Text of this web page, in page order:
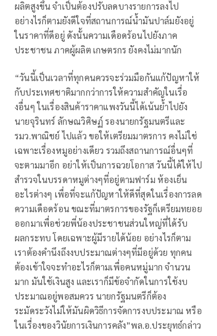
ผลิตสูงขึ้น จำเป็นต้องปรับลดบางรายการลงไป
อย่างไรก็ตามยังดีใจที่สถานการณ์น้ำมันปาล์มยังอยู่
ในราคาที่ดีอยู่ ดังนั้นความเดือดร้อนไปยังภาค
ประชาชน ภาคผู้ผลิต เกษตรกร ยังคงไม่มากนัก
“วันนี้เป็นเวลาที่ทุกคนควรจะร่วมมือกันแก้ปัญหาให้
กับประเทศชาติมากกว่าการให้ความสำคัญในเรื่อ
งอื่นๆ ในเรื่องสินค้าราคาแพงวันนี้ได้เน้นย้ำไปยัง
นายจุรินทร์ ลักษณวิศิษฏ์ รองนายกรัฐมนตรีและ
รมว.พาณิชย์ ไปแล้ว ขอให้เตรียมมาตรการ คงไม่ใช่
เฉพาะเรื่องหมูอย่างเดียว รวมถึงสถานการณ์อื่นๆที่
จะตามมาอีก อย่าให้เป็นการฉวยโอกาส วันนี้ได้ให้ไป
สำรวจในบรรดาหมูต่างๆที่อยู่ตามฟาร์ม ห้องเย็น
อะไรต่างๆ เพื่อที่จะแก้ปัญหาให้ดีที่สุดในเรื่องการลด
ความเดือดร้อน ขณะที่มาตรการของรัฐก็เตรียมทยอย
ออกมาเพื่อช่วยพี่น้องประชาชนส่วนใหญ่ที่ได้รับ
ผลกระทบ โดยเฉพาะผู้มีรายได้น้อย อย่างไรก็ตาม
เราต้องคำนึงถึงงบประมาณต่างๆที่มีอยู่ด้วย ทุกคน
ต้องเข้าใจจะทำอะไรก็ตามเพื่อคนหมู่มาก จำนวน
มาก มันใช้เงินสูง และเราก็มีข้อจำกัดในการใช้งบ
ประมาณอยู่พอสมควร นายกรัฐมนตรีก็ต้อง
ระมัดระวังไม่ให้มันผิดวิธีการจัดการงบประมาณ หรือ
ในเรื่องของวินัยการเงินการคลัง”พล.อ.ประยุทธ์กล่าว